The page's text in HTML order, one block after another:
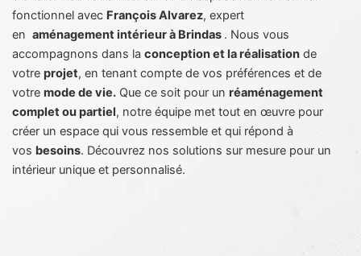
fonctionnel avec François Alvarez, expert
en aménagement intérieur à Brindas . Nous vous
accompagnons dans la conception et la réalisationde
votre projet, en tenant compte de vos préférences et de
votre mode de vie.Que ce soit pour un réaménagement
complet ou partiel, notre équipe met tout en œuvre pour
créer un espace qui vous ressemble et qui répond à
vos besoins. Découvrez nos solutions sur mesure pour un
intérieur unique et personnalisé.